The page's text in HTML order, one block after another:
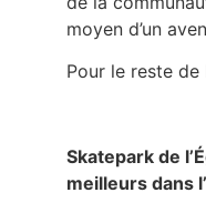
moyen d’un
Pour le reste de
Skatepark de
meilleurs dans